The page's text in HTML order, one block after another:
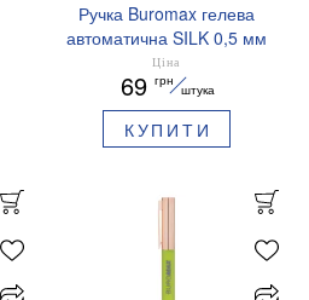
Ручка Buromax гелева
автоматична SILK 0,5 мм
сині чорнила BM.83100
Ціна
69 грн
штука
КУПИТИ